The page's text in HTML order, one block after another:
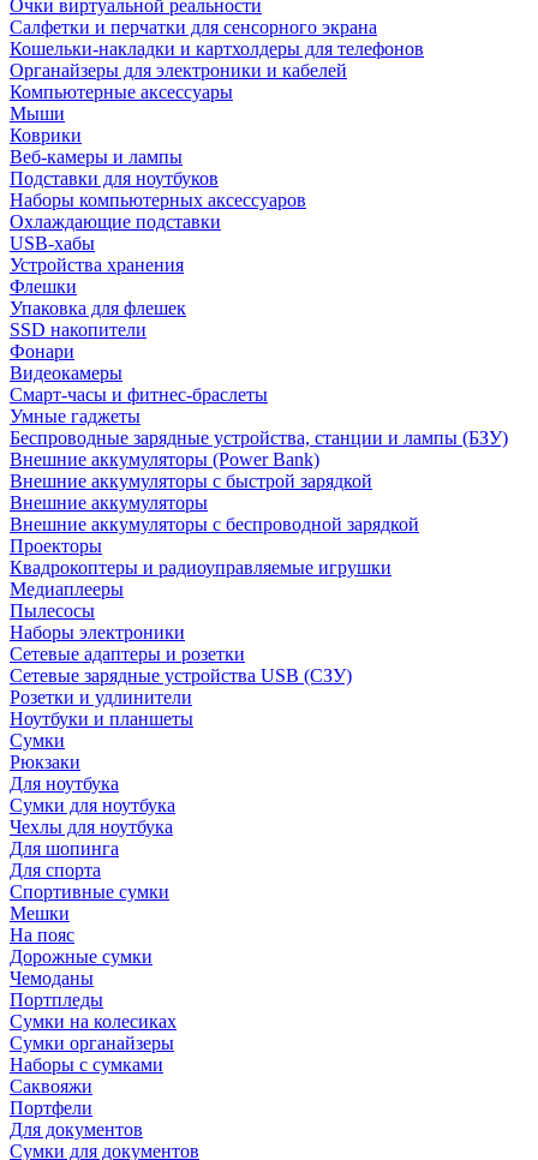
Очки виртуальной реальности
Салфетки и перчатки для сенсорного экрана
Кошельки-накладки и картхолдеры для телефонов
Органайзеры для электроники и кабелей
Компьютерные аксессуары
Мыши
Коврики
Веб-камеры и лампы
Подставки для ноутбуков
Наборы компьютерных аксессуаров
Охлаждающие подставки
USB-хабы
Устройства хранения
Флешки
Упаковка для флешек
SSD накопители
Фонари
Видеокамеры
Смарт-часы и фитнес-браслеты
Умные гаджеты
Беспроводные зарядные устройства, станции и лампы (БЗУ)
Внешние аккумуляторы (Power Bank)
Внешние аккумуляторы с быстрой зарядкой
Внешние аккумуляторы
Внешние аккумуляторы с беспроводной зарядкой
Проекторы
Квадрокоптеры и радиоуправляемые игрушки
Медиаплееры
Пылесосы
Наборы электроники
Сетевые адаптеры и розетки
Сетевые зарядные устройства USB (СЗУ)
Розетки и удлинители
Ноутбуки и планшеты
Сумки
Рюкзаки
Для ноутбука
Сумки для ноутбука
Чехлы для ноутбука
Для шопинга
Для спорта
Спортивные сумки
Мешки
На пояс
Дорожные сумки
Чемоданы
Портпледы
Сумки на колесиках
Сумки органайзеры
Наборы с сумками
Саквояжи
Портфели
Для документов
Сумки для документов